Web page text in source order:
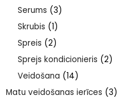
Serums (3)
Skrubis (1)
Spreis (2)
Sprejs kondicionieris (2)
Veidošana (14)
Matu veidošanas ierīces (3)